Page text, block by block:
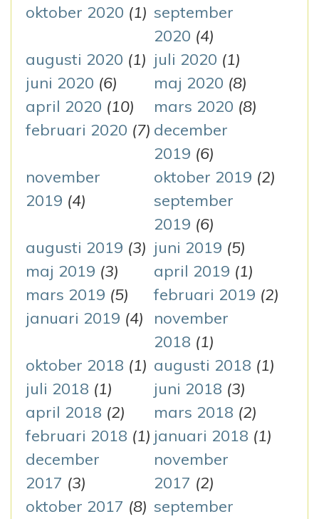
oktober 2020 (1) september
2020 (4)
augusti 2020 (1) juli 2020 (1)
juni 2020 (6) maj 2020 (8)
april 2020 (10) mars 2020 (8)
februari 2020 (7) december
2019 (6)
november
2019 (4)
oktober 2019 (2)
september
2019 (6)
augusti 2019 (3) juni 2019 (5)
maj 2019 (3) april 2019 (1)
mars 2019 (5) februari 2019 (2)
januari 2019 (4)
november
2018 (1)
oktober 2018 (1) augusti 2018 (1)
juli 2018 (1) juni 2018 (3)
april 2018 (2) mars 2018 (2)
februari 2018 (1) januari 2018 (1)
december
2017 (3)
november
2017 (2)
oktober 2017 (8) september